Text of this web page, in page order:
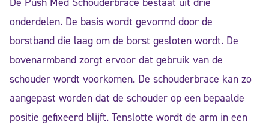
onderdelen. De basis wordt gevormd door de
borstband die laag om de borst gesloten wordt. De
bovenarmband zorgt ervoor dat gebruik van de
schouder wordt voorkomen. De schouderbrace kan zo
aangepast worden dat de schouder op een bepaalde
positie gefixeerd blijft. Tenslotte wordt de arm in een